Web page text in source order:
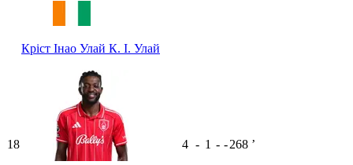
Кріст Інао Улай К. І. Улай
18 4 - 1 - -268 ʼ